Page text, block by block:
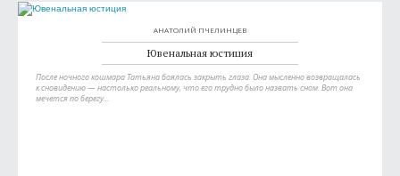
АНАТОЛИЙ ПЧЕЛИНЦЕВ
Ювенальная юстиция
После ночного кошмара Татьяна боялась закрыть глаза. Она мысленно возвращалась
к сновидению — настолько реальному, что его трудно было назвать сном. Вот она
мечется по берегу...